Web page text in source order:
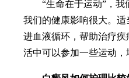
“生命在于运动”，我
我们的健康影响很大。
进血液循环，帮助治疗
活中可以参加一些运动，